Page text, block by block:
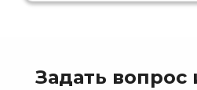
Задать вопрос